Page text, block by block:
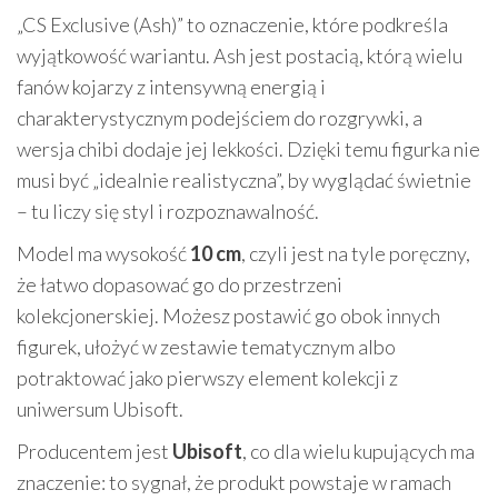
„CS Exclusive (Ash)” to oznaczenie, które podkreśla
wyjątkowość wariantu. Ash jest postacią, którą wielu
fanów kojarzy z intensywną energią i
charakterystycznym podejściem do rozgrywki, a
wersja chibi dodaje jej lekkości. Dzięki temu figurka nie
musi być „idealnie realistyczna”, by wyglądać świetnie
– tu liczy się styl i rozpoznawalność.
Model ma wysokość10 cm, czyli jest na tyle poręczny,
że łatwo dopasować go do przestrzeni
kolekcjonerskiej. Możesz postawić go obok innych
figurek, ułożyć w zestawie tematycznym albo
potraktować jako pierwszy element kolekcji z
uniwersum Ubisoft.
Producentem jest Ubisoft, co dla wielu kupujących ma
znaczenie: to sygnał, że produkt powstaje w ramach